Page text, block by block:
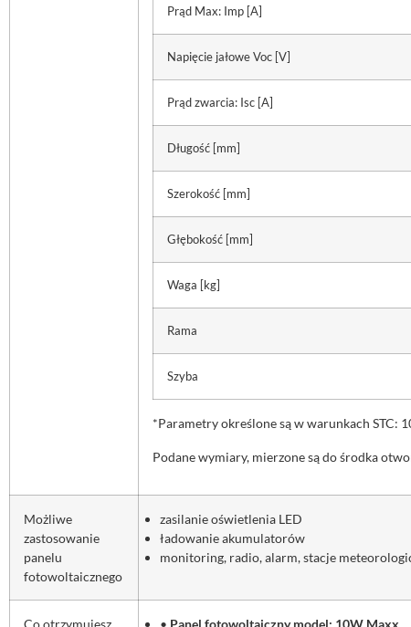
Prąd Max: Imp [A]
Napięcie jałowe Voc [V]
Prąd zwarcia: Isc [A]
Długość [mm]
Szerokość [mm]
Głębokość [mm]
Waga [kg]
Rama
Szyba
*Parametry określone są w warunkach STC:
Podane wymiary, mierzone są do środka
Możliwe
zastosowanie
panelu
fotowoltaicznego
zasilanie oświetlenia LED
ładowanie akumulatorów
monitoring, radio, alarm, stacje
Co otrzymujesz
• Panel fotowoltaiczny model: 10W Maxx